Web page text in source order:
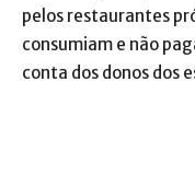
pelos restaurantes
consumiam e não
conta dos donos dos